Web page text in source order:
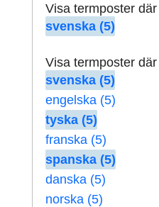
Visa termposter
svenska (5)
Visa termposter
svenska (5)
engelska (5)
tyska (5)
franska (5)
spanska (5)
danska (5)
norska (5)